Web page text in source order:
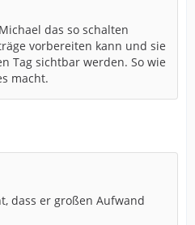
das so schalten
vorbereiten kann und sie
Tag sichtbar werden. So wie
macht.
dass er großen Aufwand